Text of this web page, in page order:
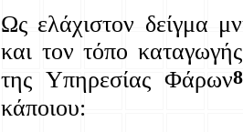
Ως ελάχιστον δείγμα
και τον τόπο
της Υπηρεσίας Φάρων8
κάποιου: